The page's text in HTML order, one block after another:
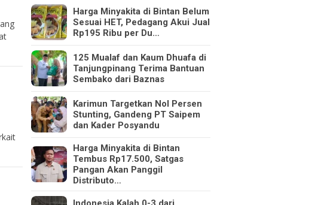
Harga Minyakita di Bintan Belum
Sesuai HET, Pedagang Akui Jual
Rp195 Ribu per Du…
125 Mualaf dan Kaum Dhuafa di
Tanjungpinang Terima Bantuan
Sembako dari Baznas
Karimun Targetkan Nol Persen
Stunting, Gandeng PT Saipem
dan Kader Posyandu
Harga Minyakita di Bintan
Tembus Rp17.500, Satgas
Pangan Akan Panggil
Distributo…